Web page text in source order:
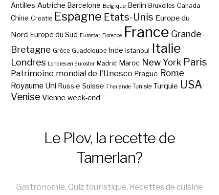
Antilles Autriche Barcelone Belgique Berlin Bruxelles Canada
Chine Croatie Espagne Etats-Unis Europe du
Nord Europe du Sud Eurostar Florence France Grande-
Bretagne Grèce Guadeloupe Inde Istanbul Italie
Londres Londres en Eurostar Madrid Maroc New York Paris
Patrimoine mondial de l'Unesco Prague Rome
Royaume Uni Russie Suisse Thaïlande Tunisie Turquie USA
Venise Vienne week-end
Le Plov, la recette de
Tamerlan?
Gastronomie, Quiz touristique, Recettes de cuisine